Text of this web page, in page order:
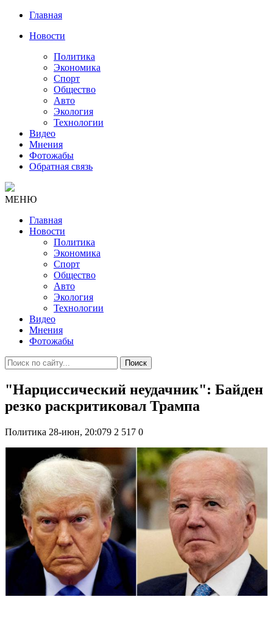
Главная
Новости
Политика
Экономика
Спорт
Общество
Авто
Экология
Технологии
Видео
Мнения
Фотожабы
Обратная связь
МЕНЮ
Главная
Новости
Политика
Экономика
Спорт
Общество
Авто
Экология
Технологии
Видео
Мнения
Фотожабы
Поиск
"Нарциссический неудачник": Байден
резко раскритиковал Трампа
Политика 28-июн, 20:079 2 517 0